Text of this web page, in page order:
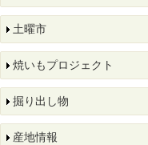
土曜市
焼いもプロジェクト
掘り出し物
産地情報